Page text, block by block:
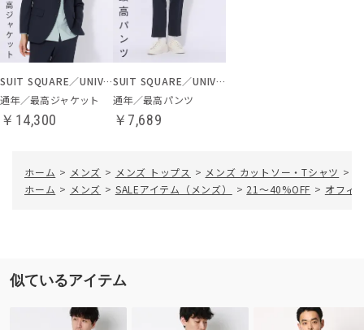
SUIT SQUARE／UNIVERSAL LANGUAGE
通年／最高ジャケット
￥14,300
SUIT SQUARE／UNIVERSAL LANGUAGE
通年／最高パンツ
￥7,689
ホーム > メンズ > メンズ トップス > メンズ カットソー・Tシャツ >
ホーム > メンズ > SALEアイテム（メンズ） > 21～40%OFF > オフィ